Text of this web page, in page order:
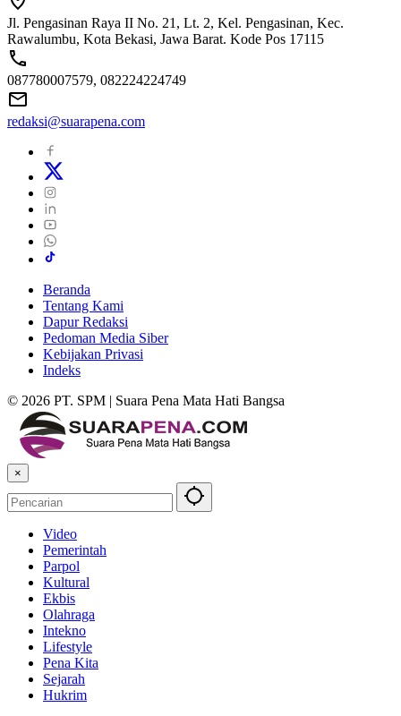
Jl. Pengasinan Raya II No. 21, Lt. 2, Kel. Pengasinan, Kec.
Rawalumbu, Kota Bekasi, Jawa Barat. Kode Pos 17115
087780007579, 082224224749
redaksi@suarapena.com
Beranda
Tentang Kami
Dapur Redaksi
Pedoman Media Siber
Kebijakan Privasi
Indeks
© 2026 PT. SPM | Suara Pena Mata Hati Bangsa
×
Video
Pemerintah
Parpol
Kultural
Ekbis
Olahraga
Intekno
Lifestyle
Pena Kita
Sejarah
Hukrim